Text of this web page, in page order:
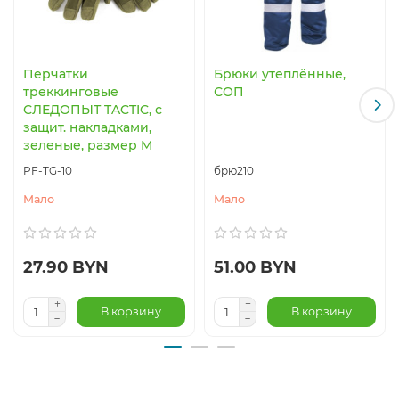
Перчатки
треккинговые
СЛЕДОПЫТ TACTIC, с
защит. накладками,
зеленые, размер M
PF-TG-10
Мало
27.90 BYN
В корзину
Брюки утеплённые,
СОП
брю210
Мало
51.00 BYN
В корзину